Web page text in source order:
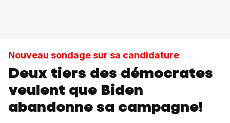
Nouveau sondage sur sa candidature
Deux tiers des démocrates
veulent que Biden
abandonne sa campagne!